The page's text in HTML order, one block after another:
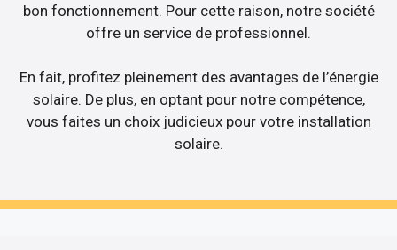
bon fonctionnement. Pour cette raison, notre société
offre un service de professionnel.
En fait, profitez pleinement des avantages de l’énergie
solaire. De plus, en optant pour notre compétence,
vous faites un choix judicieux pour votre installation
solaire.